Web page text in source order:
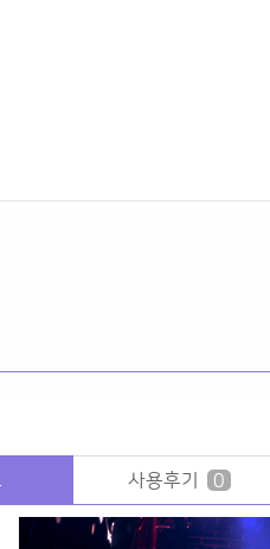
사용후기 0